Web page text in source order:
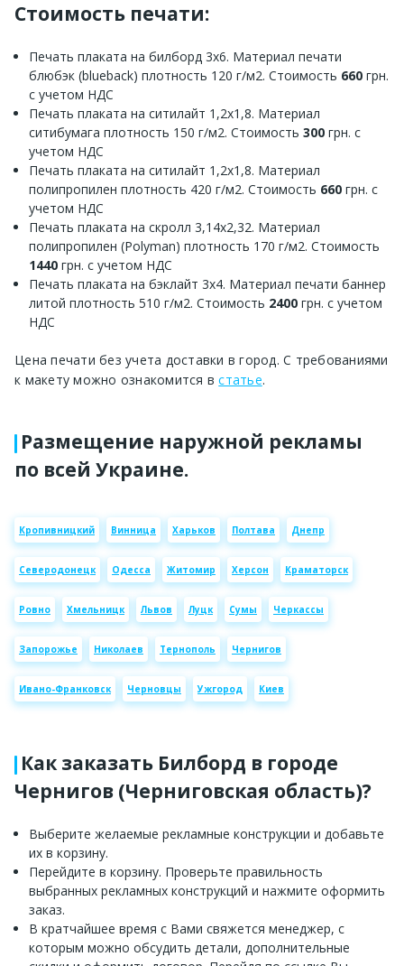
Стоимость печати:
Печать плаката на билборд 3х6. Материал печати
блюбэк (blueback) плотность 120 г/м2. Стоимость 660 грн.
с учетом НДС
Печать плаката на ситилайт 1,2х1,8. Материал
ситибумага плотность 150 г/м2. Стоимость 300 грн. с
учетом НДС
Печать плаката на ситилайт 1,2х1,8. Материал
полипропилен плотность 420 г/м2. Стоимость 660 грн. с
учетом НДС
Печать плаката на скролл 3,14х2,32. Материал
полипропилен (Polyman) плотность 170 г/м2. Стоимость
1440 грн. с учетом НДС
Печать плаката на бэклайт 3х4. Материал печати баннер
литой плотность 510 г/м2. Стоимость 2400 грн. с учетом
НДС
Цена печати без учета доставки в город. С требованиями
к макету можно ознакомится встатье.
Размещение наружной рекламы
по всей Украине.
Кропивницкий Винница Харьков Полтава Днепр
Северодонецк Одесса Житомир Херсон Краматорск
Ровно Хмельницк Львов Луцк Сумы Черкассы
Запорожье Николаев Тернополь Чернигов
Ивано-Франковск Черновцы Ужгород Киев
Как заказать Билборд в городе
Чернигов (Черниговская область)?
Выберите желаемые рекламные конструкции и добавьте
их в корзину.
Перейдите в корзину. Проверьте правильность
выбранных рекламных конструкций и нажмите оформить
заказ.
В кратчайшее время с Вами свяжется менеджер, с
которым можно обсудить детали, дополнительные